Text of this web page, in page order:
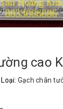
cao
Loại: Gạch chân